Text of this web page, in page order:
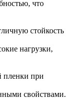
что
стойкость
нагрузки,
пленки при
свойствами.